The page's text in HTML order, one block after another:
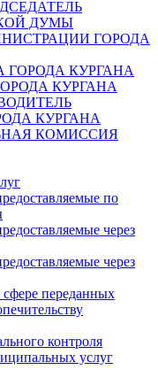
ДУМЫ
ГОРОДА
ГОРОДА КУРГАНА
КУРГАНА
КУРГАНА
КОМИССИЯ
по
через
через
сфере переданных
контроля
услуг